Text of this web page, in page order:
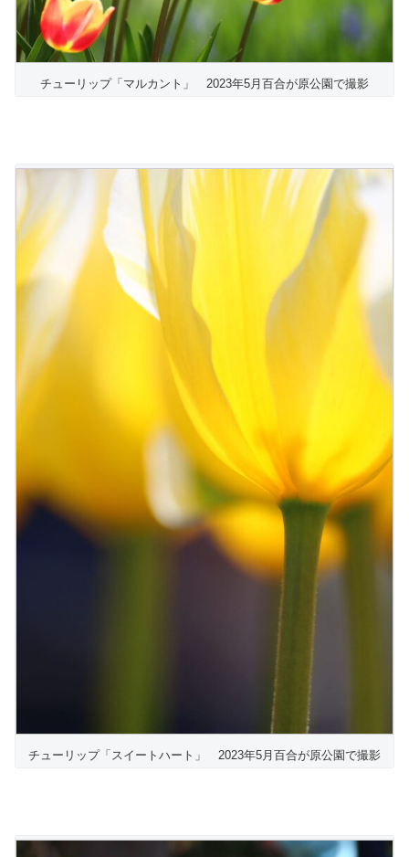
チューリップ「マルカント」 2023年5月百合が原公園で撮影
チューリップ「スイートハート」 2023年5月百合が原公園で撮影